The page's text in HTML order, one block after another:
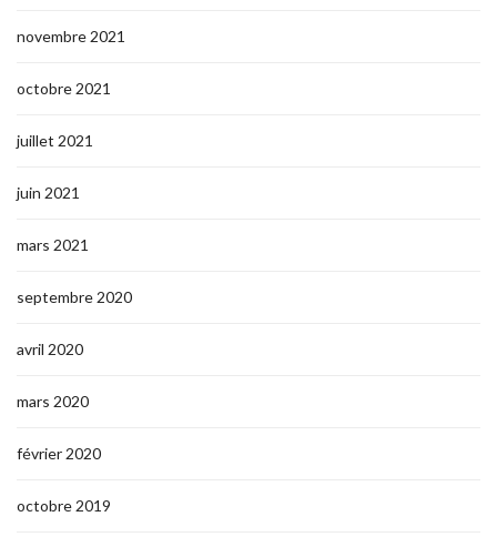
novembre 2021
octobre 2021
juillet 2021
juin 2021
mars 2021
septembre 2020
avril 2020
mars 2020
février 2020
octobre 2019